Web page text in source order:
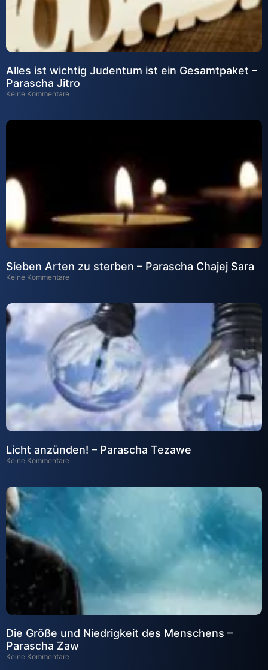
Alles ist wichtig Judentum ist ein Gesamtpaket –
Parascha Jitro
Keine Kommentare
Sieben Arten zu sterben – Parascha Chajej Sara
Keine Kommentare
Licht anzünden! – Parascha Tezawe
Keine Kommentare
Die Größe und Niedrigkeit des Menschens –
Parascha Zaw
Keine Kommentare